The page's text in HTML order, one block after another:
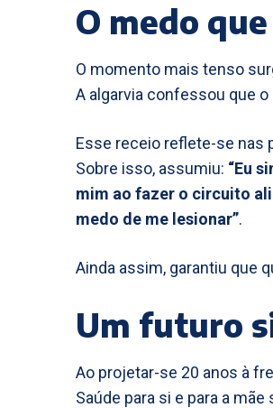
O medo
O momento mais tenso
A algarvia confessou que
Esse receio reflete-se nas
Sobre isso, assumiu: “Eu
mim ao fazer o circuito ali
medo de me lesionar”.
Ainda assim, garantiu que
Um futuro
Ao projetar-se 20 anos à
Saúde para si e para a